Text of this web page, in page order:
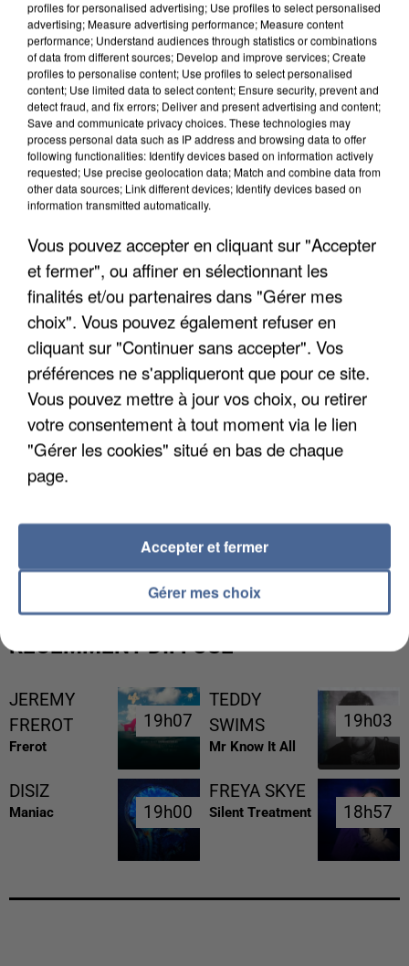
APRÈS TOUTES CES CANICULES, LES REFUGES
DE FAUNE SAUVAGE SONT...
L’UN DES FONDATEURS SUPPOSÉS DE LA DZ
MAFIA INTERPELLÉ EN ALGÉRIE
RÉCEMMENT DIFFUSÉ
JEREMY
FREROT
Frerot
19h07
19h07
TEDDY
SWIMS
Mr Know It All
19h03
19h03
DISIZ
Maniac 19h00
19h00
FREYA SKYE
Silent Treatment 18h57
18h57
profiles for personalised advertising; Use profiles to select personalised
advertising; Measure advertising performance; Measure content
performance; Understand audiences through statistics or combinations
of data from different sources; Develop and improve services; Create
profiles to personalise content; Use profiles to select personalised
content; Use limited data to select content; Ensure security, prevent and
detect fraud, and fix errors; Deliver and present advertising and content;
Save and communicate privacy choices. These technologies may
process personal data such as IP address and browsing data to offer
following functionalities: Identify devices based on information actively
requested; Use precise geolocation data; Match and combine data from
other data sources; Link different devices; Identify devices based on
information transmitted automatically.
Vous pouvez accepter en cliquant sur "Accepter
et fermer", ou affiner en sélectionnant les
finalités et/ou partenaires dans "Gérer mes
choix". Vous pouvez également refuser en
cliquant sur "Continuer sans accepter". Vos
préférences ne s'appliqueront que pour ce site.
Vous pouvez mettre à jour vos choix, ou retirer
votre consentement à tout moment via le lien
"Gérer les cookies" situé en bas de chaque
page.
Gérer mes choix
Accepter et fermer